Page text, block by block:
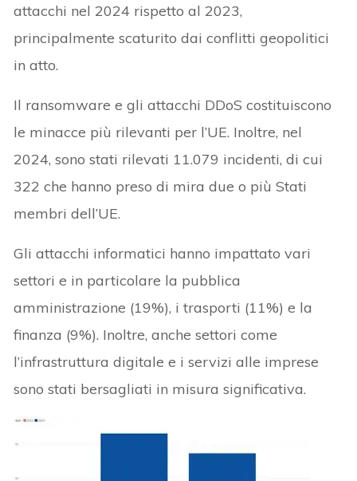
attacchi nel 2024 rispetto al 2023,
principalmente scaturito dai conflitti geopolitici
in atto.
Il ransomware e gli attacchi DDoS costituiscono
le minacce più rilevanti per l’UE. Inoltre, nel
2024, sono stati rilevati 11.079 incidenti, di cui
322 che hanno preso di mira due o più Stati
membri dell’UE.
Gli attacchi informatici hanno impattato vari
settori e in particolare la pubblica
amministrazione (19%), i trasporti (11%) e la
finanza (9%). Inoltre, anche settori come
l’infrastruttura digitale e i servizi alle imprese
sono stati bersagliati in misura significativa.